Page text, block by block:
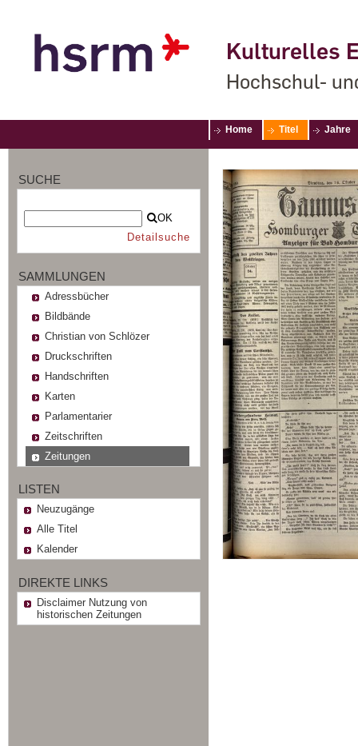
Kulturelles
Hochschul-
Home Titel Jahre
SUCHE
OK
Detailsuche
SAMMLUNGEN
Adressbücher
Bildbände
Christian von Schlözer
Druckschriften
Handschriften
Karten
Parlamentarier
Zeitschriften
Zeitungen
LISTEN
Neuzugänge
Alle Titel
Kalender
DIREKTE LINKS
Disclaimer Nutzung von
historischen Zeitungen